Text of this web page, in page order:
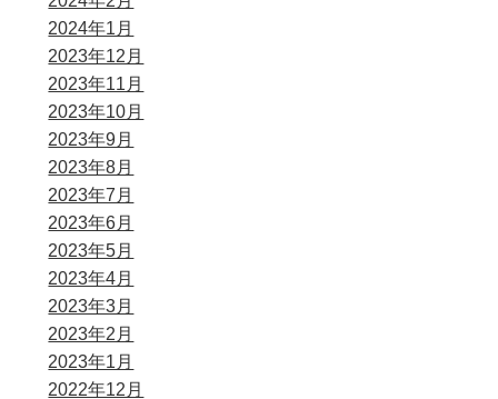
2024年1月
2023年12月
2023年11月
2023年10月
2023年9月
2023年8月
2023年7月
2023年6月
2023年5月
2023年4月
2023年3月
2023年2月
2023年1月
2022年12月